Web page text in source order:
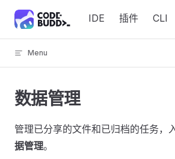
Skip to content IDE 插件 CLI
Menu
数据管理
管理已分享的文件和已归档的任务，
据管理。